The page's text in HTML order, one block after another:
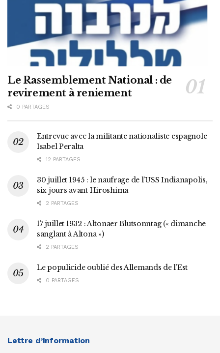
Le Rassemblement National : de
revirement à reniement
0 PARTAGES
Entrevue avec la militante nationaliste espagnole
Isabel Peralta
12 PARTAGES
30 juillet 1945 : le naufrage de l’USS Indianapolis,
six jours avant Hiroshima
2 PARTAGES
17 juillet 1932 : Altonaer Blutsonntag (« dimanche
sanglant à Altona »)
2 PARTAGES
Le populicide oublié des Allemands de l’Est
0 PARTAGES
Lettre d’information